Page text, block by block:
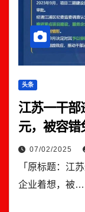
头条
江苏一干
元，被容错
07/02/2025
「原标题：江
企业着想，被…